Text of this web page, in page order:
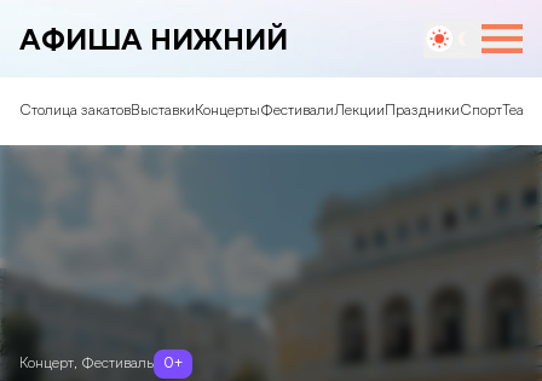
АФИША НИЖНИЙ
Столица закатовВыставкиКонцертыФестивалиЛекции ПраздникиСпорт
Концерт, Фестиваль 0+